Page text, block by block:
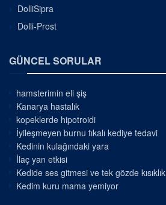
DolliSipra
Dolli-Prost
GÜNCEL SORULAR
hamsterimin eli şiş
Kanarya hastalık
kopeklerde hipotroidi
İyileşmeyen burnu tıkalı kediye tedavi
Kedinin kulağındaki yara
İlaç yan etkisi
Kedide ses gitmesi ve tek gözde kısıklık
Kedim kuru mama yemiyor